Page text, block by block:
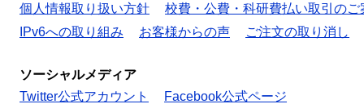
個人情報取り扱い方針
校費・公費・科研費払い取引のご
IPv6への取り組み
お客様からの声 ご注文の取り消し
ソーシャルメディア
Twitter公式アカウント
Facebook公式ページ